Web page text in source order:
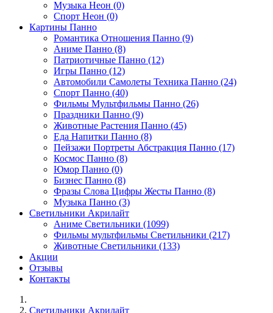
Музыка Неон (0)
Спорт Неон (0)
Картины Панно
Романтика Отношения Панно (9)
Аниме Панно (8)
Патриотичные Панно (12)
Игры Панно (12)
Автомобили Самолеты Техника Панно (24)
Спорт Панно (40)
Фильмы Мультфильмы Панно (26)
Праздники Панно (9)
Животные Растения Панно (45)
Еда Напитки Панно (8)
Пейзажи Портреты Абстракция Панно (17)
Космос Панно (8)
Юмор Панно (0)
Бизнес Панно (8)
Фразы Слова Цифры Жесты Панно (8)
Музыка Панно (3)
Светильники Акрилайт
Аниме Светильники (1099)
Фильмы мультфильмы Светильники (217)
Животные Светильники (133)
Акции
Отзывы
Контакты
Светильники Акрилайт